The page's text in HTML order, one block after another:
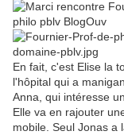
En fait, c'est Elise la
l'hôpital qui a
Anna, qui intéresse
Elle va en rajouter
mobile. Seul Jonas a